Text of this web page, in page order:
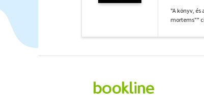
"A könyv,
mortems""